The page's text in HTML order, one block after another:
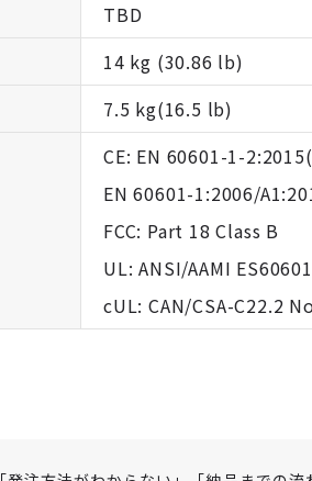
TBD
14 kg (30.86 lb)
7.5 kg(16.5 lb)
CE: EN 60601-1-
EN 60601-1:2006/
FCC: Part 18 Class B
UL: ANSI/AAMI
cUL: CAN/CSA-C22.2